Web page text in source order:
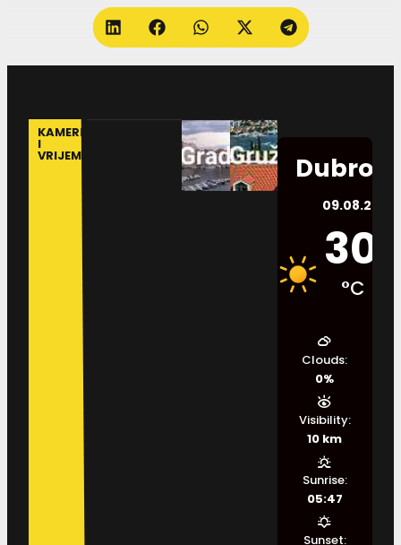
KAMERE
I
VRIJEME
09.08.2026.
30
°C
Clouds:
0%
Visibility:
10 km
Sunrise:
05:47
Sunset: